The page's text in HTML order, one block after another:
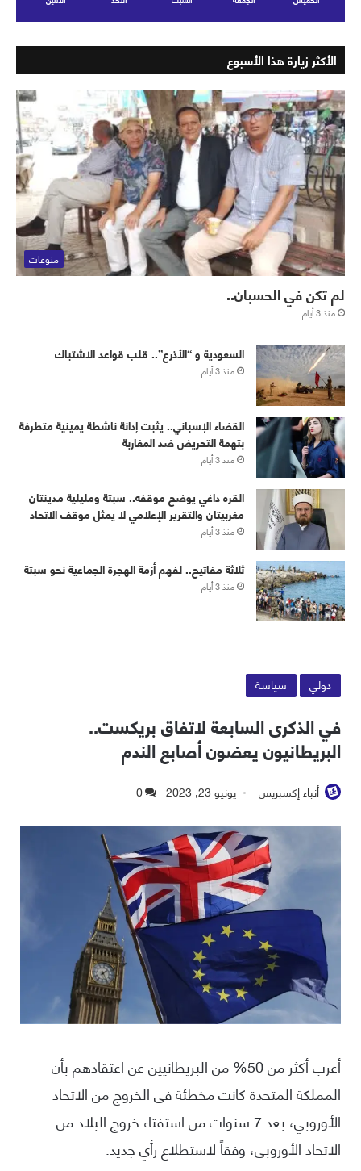
الأكثر زيارة هذا الأسبوع
منوعات
لم تكن في الحسبان..
منذ 3 أيام
‏⁧‫السعودية‬⁩ و “الأذرع”.. قلب قواعد الاشتباك
منذ 3 أيام
القضاء الإسباني.. يثبت إدانة ناشطة يمينية متطرفة
بتهمة التحريض ضد المغاربة
منذ 3 أيام
القره داغي يوضح موقفه.. سبتة ومليلية مدينتان
مغربيتان والتقرير الإعلامي لا يمثل موقف الاتحاد
منذ 3 أيام
ثلاثة مفاتيح.. لفهم أزمة الهجرة الجماعية نحو سبتة
منذ 3 أيام